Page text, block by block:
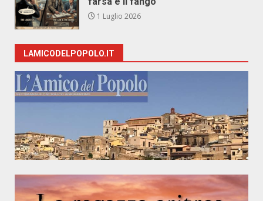
1 Luglio 2026
LAMICODELPOPOLO.IT